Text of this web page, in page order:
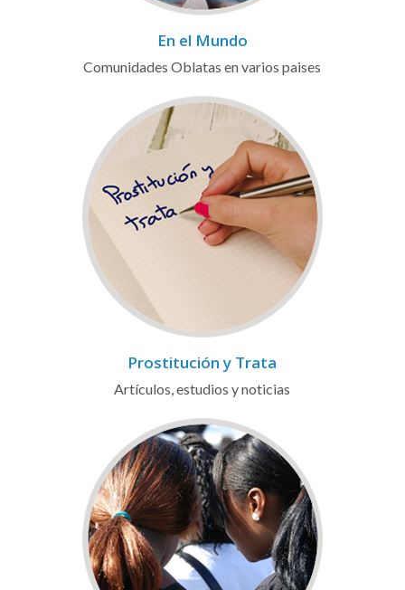
En el Mundo
Comunidades Oblatas en varios paises
Prostitución y Trata
Artículos, estudios y noticias